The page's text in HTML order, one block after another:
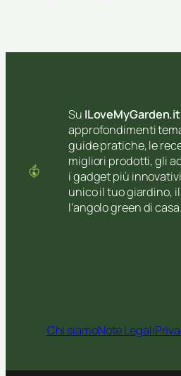
Su ILoveMyGarden.it
approfondimenti
guide pratiche, le
migliori prodotti, gli
i gadget più
unico il tuo giardino,
l’angolo green di casa.
Chi siamoNote Legali